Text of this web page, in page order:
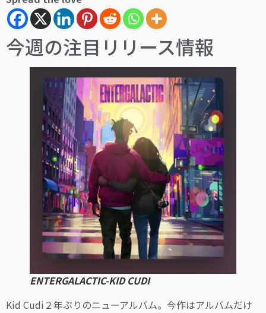
今週の注目リリース情報
ENTERGALACTIC-KID CUDI
Kid Cudi２年ぶりのニューアルバム。今作はアルバムだけ